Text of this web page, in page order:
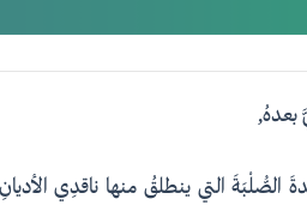
بعدهُ,
الصُّلْبَةَ التي ينطلقُ منها ناقدِي